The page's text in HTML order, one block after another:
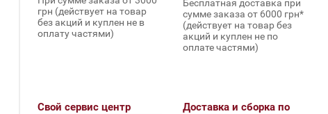
грн (действует на товар
без акций и куплен не в
оплату частями)
Бесплатная доставка при
сумме заказа от 6000 грн*
(действует на товар без
акций и куплен не по
оплате частями)
Свой сервис центр
Доставка и сборка по